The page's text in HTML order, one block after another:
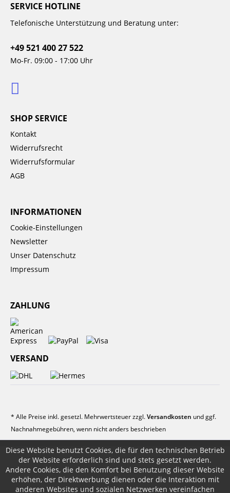
SERVICE HOTLINE
Telefonische Unterstützung und Beratung unter:
+49 521 400 27 522
Mo-Fr. 09:00 - 17:00 Uhr
SHOP SERVICE
Kontakt
Widerrufsrecht
Widerrufsformular
AGB
INFORMATIONEN
Cookie-Einstellungen
Newsletter
Unser Datenschutz
Impressum
ZAHLUNG
VERSAND
* Alle Preise inkl. gesetzl. Mehrwertsteuer zzgl.Versandkosten und ggf.
Nachnahmegebühren, wenn nicht anders beschrieben
Diese Website benutzt Cookies, die für den technischen Betrieb
der Website erforderlich sind und stets gesetzt werden.
Andere Cookies, die den Komfort bei Benutzung dieser Website
erhöhen, der Direktwerbung dienen oder die Interaktion mit
anderen Websites und sozialen Netzwerken vereinfachen